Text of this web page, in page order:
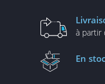
à partir
En